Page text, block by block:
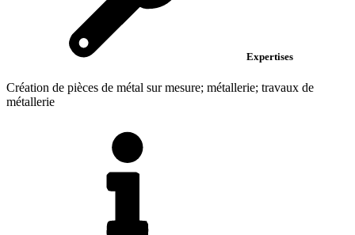
Expertises
Création de pièces de métal sur mesure; métallerie; travaux de
métallerie